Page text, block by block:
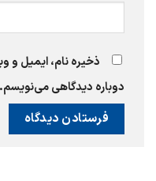
ذخیره نام، ایمیل و
دوباره دیدگاهی می‌نویسم.